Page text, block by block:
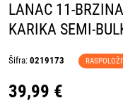
LANAC 11-
KARIKA SEMI-
Šifra: 0219173
39,99 €